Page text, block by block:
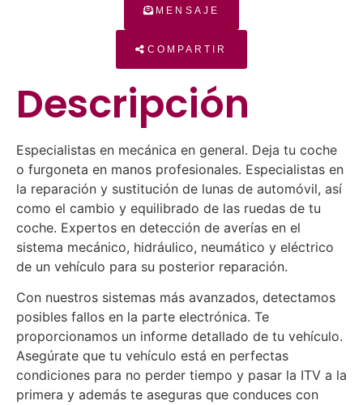
MENSAJE
COMPARTIR
Descripción
Especialistas en mecánica en general. Deja tu coche
o furgoneta en manos profesionales. Especialistas en
la reparación y sustitución de lunas de automóvil, así
como el cambio y equilibrado de las ruedas de tu
coche. Expertos en detección de averías en el
sistema mecánico, hidráulico, neumático y eléctrico
de un vehículo para su posterior reparación.
Con nuestros sistemas más avanzados, detectamos
posibles fallos en la parte electrónica. Te
proporcionamos un informe detallado de tu vehículo.
Asegúrate que tu vehículo está en perfectas
condiciones para no perder tiempo y pasar la ITV a la
primera y además te aseguras que conduces con